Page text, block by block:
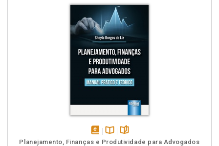
disponívelDisponível
páginas
Planejamento, Finanças e Produtividade para Advogados